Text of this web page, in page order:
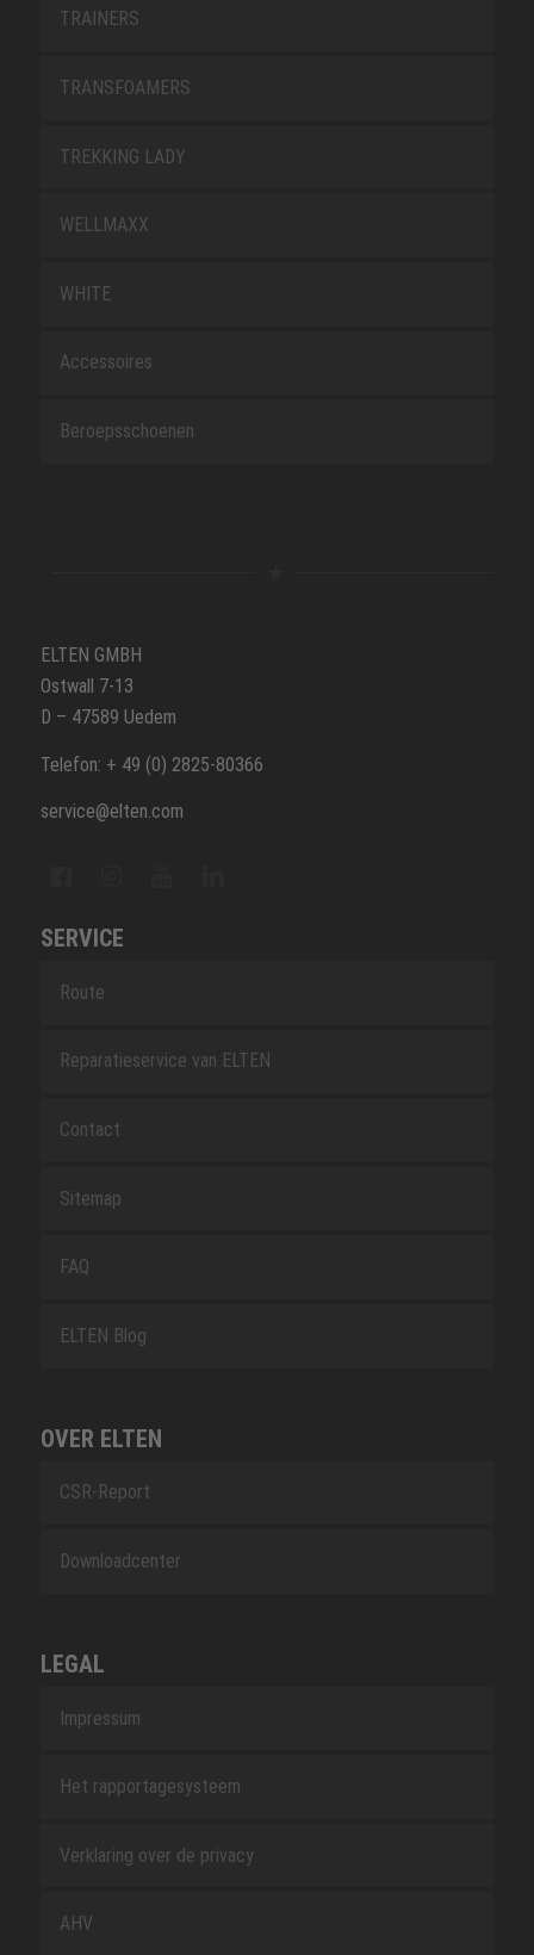
TRAINERS
TRANSFOAMERS
TREKKING LADY
WELLMAXX
WHITE
Accessoires
Beroepsschoenen
ELTEN GMBH
Ostwall 7-13
D – 47589 Uedem
Telefon: + 49 (0) 2825-80366
service@elten.com
SERVICE
Route
Reparatieservice van ELTEN
Contact
Sitemap
FAQ
ELTEN Blog
OVER ELTEN
CSR-Report
Downloadcenter
LEGAL
Impressum
Het rapportagesysteem
Verklaring over de privacy
AHV